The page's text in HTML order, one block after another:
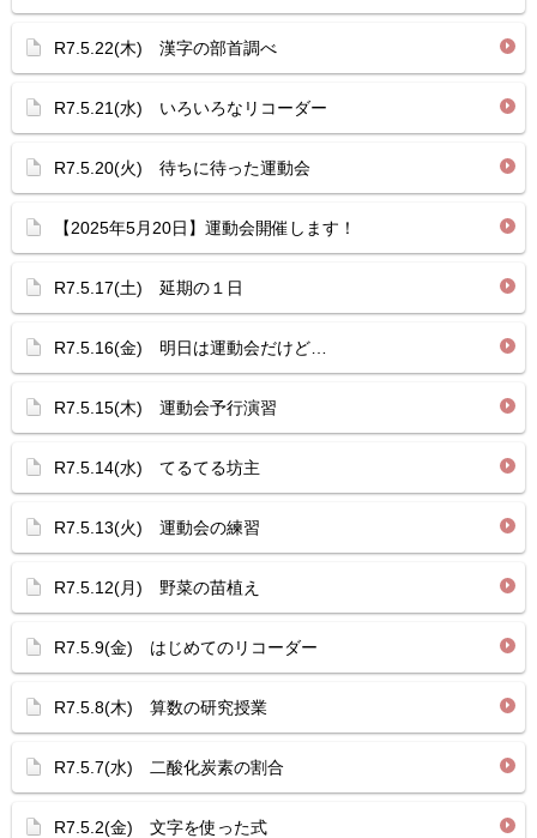
R7.5.22(木) 漢字の部首調べ
R7.5.21(水) いろいろなリコーダー
R7.5.20(火) 待ちに待った運動会
【2025年5月20日】運動会開催します！
R7.5.17(土) 延期の１日
R7.5.16(金) 明日は運動会だけど…
R7.5.15(木) 運動会予行演習
R7.5.14(水) てるてる坊主
R7.5.13(火) 運動会の練習
R7.5.12(月) 野菜の苗植え
R7.5.9(金) はじめてのリコーダー
R7.5.8(木) 算数の研究授業
R7.5.7(水) 二酸化炭素の割合
R7.5.2(金) 文字を使った式